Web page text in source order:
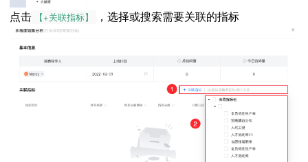
点击 【+关联指标】 ，选择或搜索需要关联的指标